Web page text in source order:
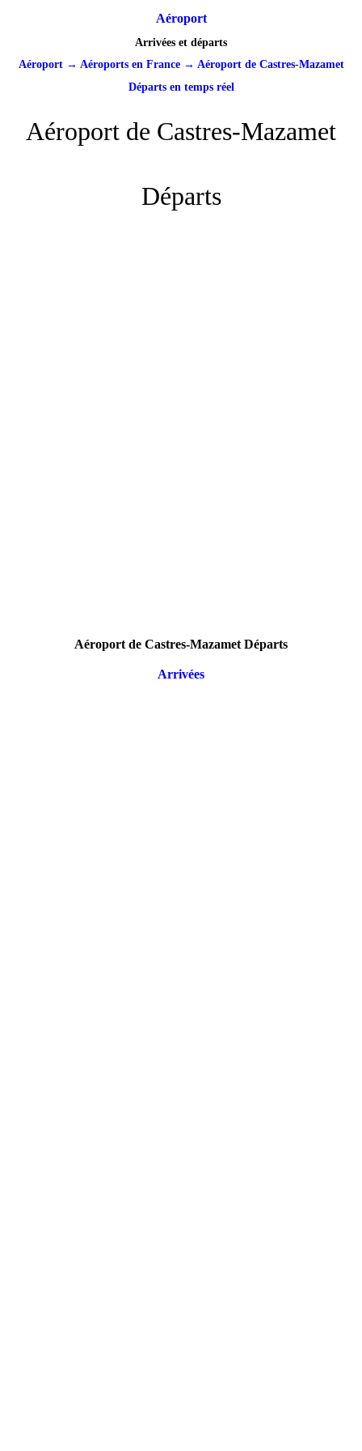
Aéroport
Arrivées et départs
Aéroport→ Aéroports en France→ Aéroport de Castres-Mazamet
Départs en temps réel
Aéroport de Castres-Mazamet
Départs
Aéroport de Castres-Mazamet Départs
Arrivées